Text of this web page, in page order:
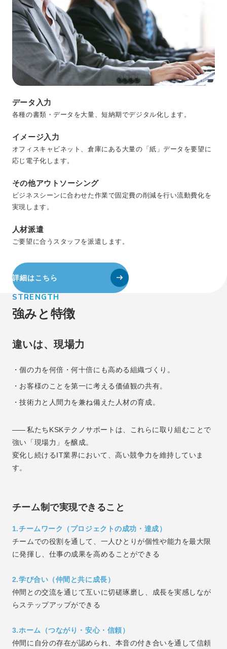
データ入力
各種の書類・データを大量、短納期でデジタル化します。
イメージ入力
オフィスキャビネット、倉庫にある大量の「紙」データを要望に
応じ電子化します。
その他アウトソーシング
ビジネスシーンに合わせた作業で固定費の削減を行い流動費化を
実現します。
人材派遣
ご要望に合うスタッフを派遣します。
詳細はこちら
STRENGTH
強みと特徴
違いは、現場力
・個の力を何倍・何十倍にも高める組織づくり。
・お客様のことを第一に考える価値観の共有。
・技術力と人間力を兼ね備えた人材の育成。
―― 私たちKSKテクノサポートは、これらに取り組むことで
強い「現場力」を醸成。
変化し続けるIT業界において、高い競争力を維持していま
す。
チーム制で実現できること
1.チームワーク（プロジェクトの成功・達成）
チームでの役割を通して、一人ひとりが個性や能力を最大限
に発揮し、 仕事の成果を高めることができる
2.学び合い（仲間と共に成長）
仲間との交流を通じて互いに切磋琢磨し、成長を実感しなが
らステップアップができる
3.ホーム（つながり・安心・信頼）
仲間に自分の存在が認められ、本音の付き合いを通して信頼